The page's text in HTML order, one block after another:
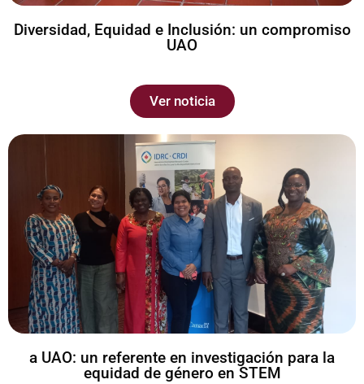
Diversidad, Equidad e Inclusión: un compromiso
UAO
Ver noticia
a UAO: un referente en investigación para la
equidad de género en STEM